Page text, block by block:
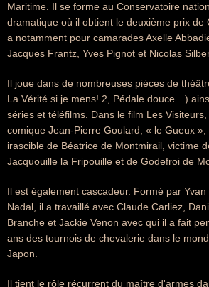
Maritime. Il se forme au Conservatoire
dramatique où il obtient le deuxième prix de
a notamment pour camarades Axelle
Jacques Frantz, Yves Pignot et Nicolas
Il joue dans de nombreuses pièces de
La Vérité si je mens! 2, Pédale douce…)
séries et téléfilms. Dans le film Les
comique Jean-Pierre Goulard, « le Gueux
irascible de Béatrice de Montmirail, victime
Jacquouille la Fripouille et de Godefroi de
Il est également cascadeur. Formé par
Nadal, il a travaillé avec Claude Carliez,
Branche et Jackie Venon avec qui il a fait
ans des tournois de chevalerie dans le
Japon.
Il tient le rôle récurrent du maître d'armes